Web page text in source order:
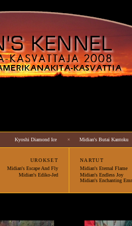
Kyoshi Diamond Ice × Midian's Butai Kantoku
UROKSET
Midian's Escape And Fly
Midian's Ediko-Jed
NARTUT
Midian's Eternal Flame
Midian's Endless Joy
Midian's Enchanting